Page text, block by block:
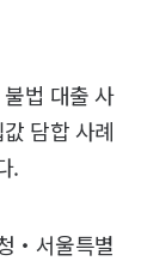
법 대출 사
담합 사례
.
‧서울특별